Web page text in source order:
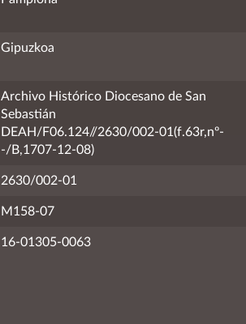
Gipuzkoa
Archivo Histórico Diocesano de San
Sebastián
DEAH/F06.124//2630/002-01(f.63r,nº-
-/B,1707-12-08)
2630/002-01
M158-07
16-01305-0063